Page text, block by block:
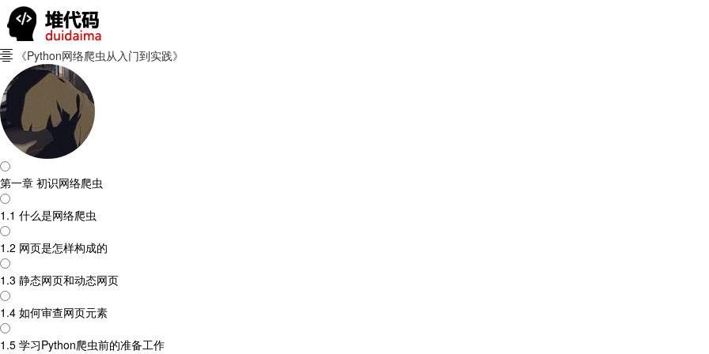
 《Python网络爬虫从入门到实践》
第一章 初识网络爬虫
1.1 什么是网络爬虫
1.2 网页是怎样构成的
1.3 静态网页和动态网页
1.4 如何审查网页元素
1.5 学习Python爬虫前的准备工作